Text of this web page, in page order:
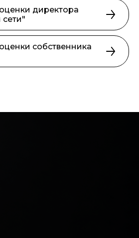
директора
собственника